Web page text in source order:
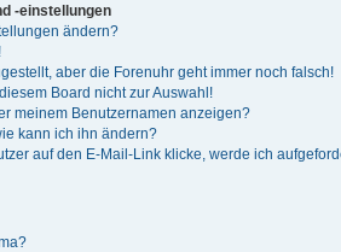
-einstellungen
ändern?
aber die Forenuhr geht immer noch falsch!
Board nicht zur Auswahl!
meinem Benutzernamen anzeigen?
kann ich ihn ändern?
auf den E-Mail-Link klicke, werde ich